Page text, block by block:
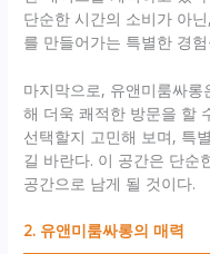
단순한 시간의 소비가 아
를 만들어가는 특별한 경
마지막으로, 유앤미룸싸
해 더욱 쾌적한 방문을 할
선택할지 고민해 보며, 특
길 바란다. 이 공간은 단순
공간으로 남게 될 것이다.
2. 유앤미룸싸롱의 매력